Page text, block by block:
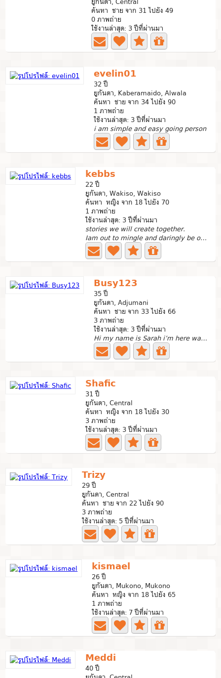
ค้นหา ชาย จาก 31 ไปยัง 49
0 ภาพถ่าย
ใช้งานล่าสุด: 3 ปีที่ผ่านมา
evelin01
32 ปี
ยูกันดา, Kaberamaido, Alwala
ค้นหา ชาย จาก 34 ไปยัง 90
1 ภาพถ่าย
ใช้งานล่าสุด: 3 ปีที่ผ่านมา
i am simple and easy going person
kebbs
22 ปี
ยูกันดา, Wakiso, Wakiso
ค้นหา หญิง จาก 18 ไปยัง 70
1 ภาพถ่าย
ใช้งานล่าสุด: 3 ปีที่ผ่านมา
stories we will create together.
Iam out to mingle and daringly be open to new adventures...
Busy123
35 ปี
ยูกันดา, Adjumani
ค้นหา ชาย จาก 33 ไปยัง 66
3 ภาพถ่าย
ใช้งานล่าสุด: 3 ปีที่ผ่านมา
Hi my name is Sarah i’m here want to have some friends to...
Shafic
31 ปี
ยูกันดา, Central
ค้นหา หญิง จาก 18 ไปยัง 30
3 ภาพถ่าย
ใช้งานล่าสุด: 3 ปีที่ผ่านมา
Trizy
29 ปี
ยูกันดา, Central
ค้นหา ชาย จาก 22 ไปยัง 90
3 ภาพถ่าย
ใช้งานล่าสุด: 5 ปีที่ผ่านมา
kismael
26 ปี
ยูกันดา, Mukono, Mukono
ค้นหา หญิง จาก 18 ไปยัง 65
1 ภาพถ่าย
ใช้งานล่าสุด: 7 ปีที่ผ่านมา
Meddi
40 ปี